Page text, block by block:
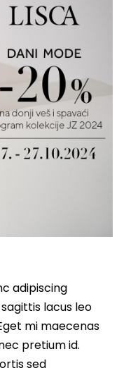
adipiscing
lacus leo
mi maecenas
pretium id.
sed